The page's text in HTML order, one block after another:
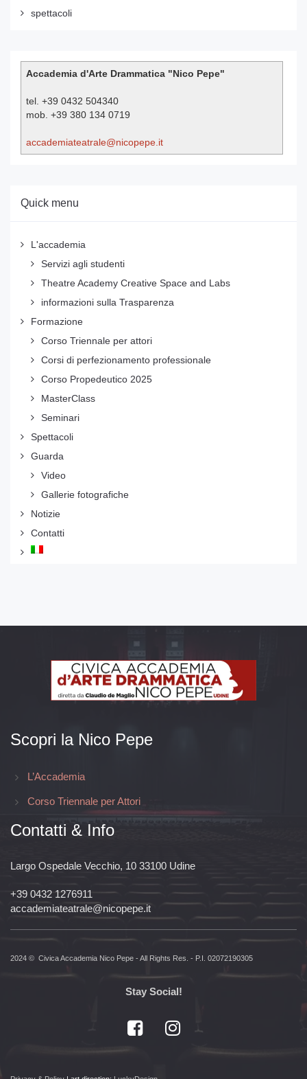
spettacoli
Accademia d'Arte Drammatica "Nico Pepe"
tel. +39 0432 504340
mob. +39 380 134 0719
accademiateatrale@nicopepe.it
Quick menu
L'accademia
Servizi agli studenti
Theatre Academy Creative Space and Labs
informazioni sulla Trasparenza
Formazione
Corso Triennale per attori
Corsi di perfezionamento professionale
Corso Propedeutico 2025
MasterClass
Seminari
Spettacoli
Guarda
Video
Gallerie fotografiche
Notizie
Contatti
Scopri la Nico Pepe
L’Accademia
Corso Triennale per Attori
Contatti & Info
Largo Ospedale Vecchio, 10 33100 Udine
+39 0432 1276911
accademiateatrale@nicopepe.it
2024 © Civica Accademia Nico Pepe - All Rights Res. - P.I. 02072190305
Stay Social!